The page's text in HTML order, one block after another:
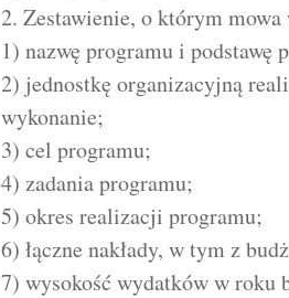
2. Zestawienie, o którym
1) nazwę programu i podstawę
2) jednostkę organizacyjną
wykonanie;
3) cel programu;
4) zadania programu;
5) okres realizacji programu;
6) łączne nakłady, w tym z
7) wysokość wydatków w roku